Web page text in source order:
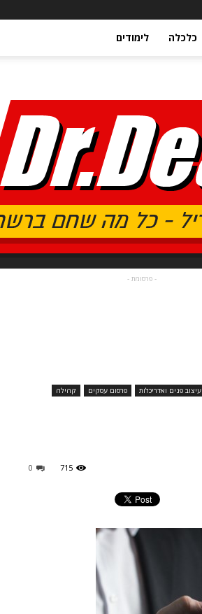
כלכלה לימודים
דיל
- פרסומת -
עיצוב פנים ואדריכלות פרסום עסקים
קהילה
0 715